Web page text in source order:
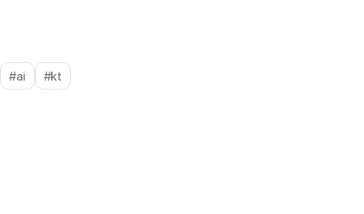
#ai #kt